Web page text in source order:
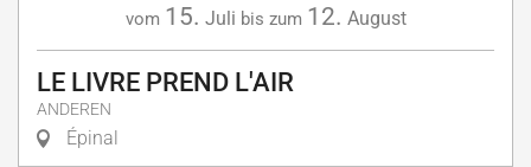
vom 15. Juli bis zum 12. August
LE LIVRE PREND L'AIR
ANDEREN
Épinal